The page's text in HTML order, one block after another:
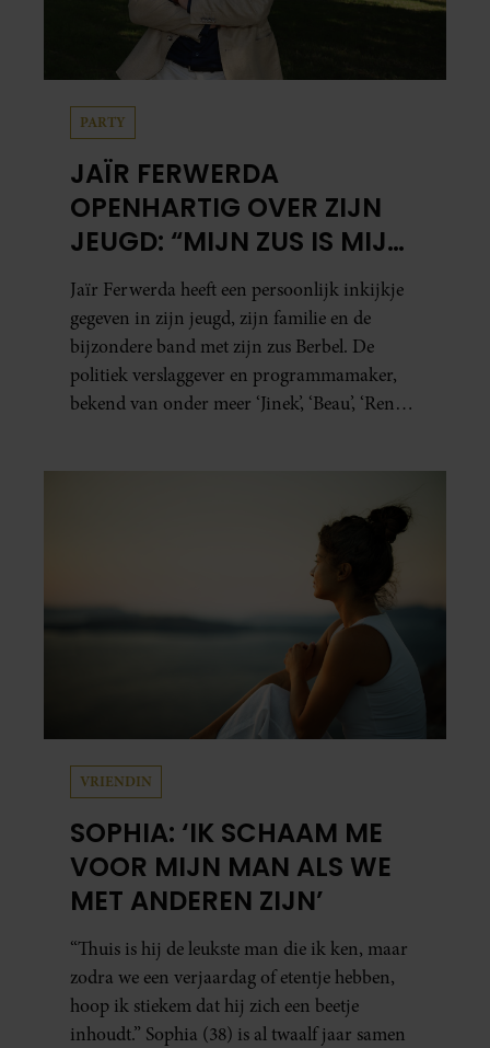
PARTY
JAÏR FERWERDA
OPENHARTIG OVER ZIJN
JEUGD: “MIJN ZUS IS MIJN
MORELE KOMPAS”
Jaïr Ferwerda heeft een persoonlijk inkijkje
gegeven in zijn jeugd, zijn familie en de
bijzondere band met zijn zus Berbel. De
politiek verslaggever en programmamaker,
bekend van onder meer ‘Jinek’, ‘Beau’, ‘Renze’,
VRIENDIN
SOPHIA: ‘IK SCHAAM ME
VOOR MIJN MAN ALS WE
MET ANDEREN ZIJN’
“Thuis is hij de leukste man die ik ken, maar
zodra we een verjaardag of etentje hebben,
hoop ik stiekem dat hij zich een beetje
inhoudt.” Sophia (38) is al twaalf jaar samen